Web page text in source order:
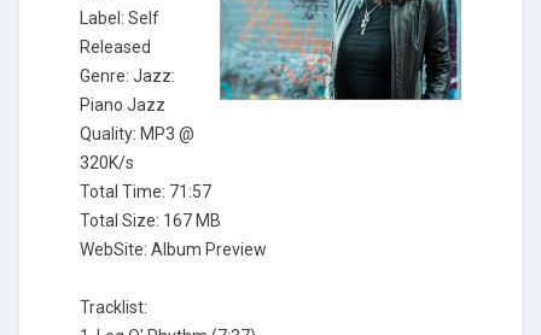
Label: Self
Released
Genre: Jazz:
Piano Jazz
Quality: MP3 @
320K/s
Total Time: 71:57
Total Size: 167 MB
WebSite: Album Preview
Tracklist: